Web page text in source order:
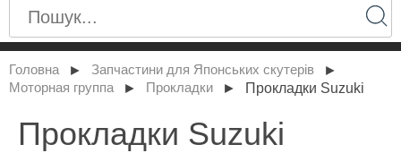
Головна ► Запчастини для Японських скутерів ►
Моторная группа ► Прокладки ► Прокладки Suzuki
Прокладки Suzuki